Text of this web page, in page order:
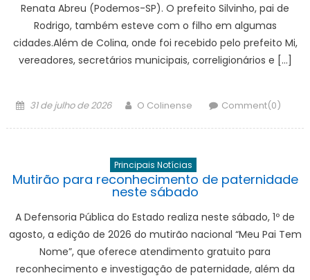
Renata Abreu (Podemos-SP). O prefeito Silvinho, pai de
Rodrigo, também esteve com o filho em algumas
cidades.Além de Colina, onde foi recebido pelo prefeito Mi,
vereadores, secretários municipais, correligionários e […]
Posted
31 de julho de 2026 Author
O Colinense Comment(0)
Principais Notícias
Mutirão para reconhecimento de paternidade
neste sábado
A Defensoria Pública do Estado realiza neste sábado, 1º de
agosto, a edição de 2026 do mutirão nacional “Meu Pai Tem
Nome”, que oferece atendimento gratuito para
reconhecimento e investigação de paternidade, além da